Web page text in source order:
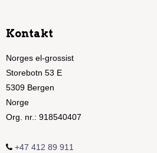
Kontakt
Norges el-grossist
Storebotn 53 E
5309 Bergen
Norge
Org. nr.: 918540407
+47 412 89 911